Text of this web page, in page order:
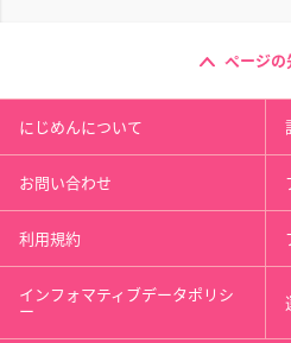
ページの
にじめんについて
お問い合わせ
利用規約
インフォマティブデータポリシ
ー